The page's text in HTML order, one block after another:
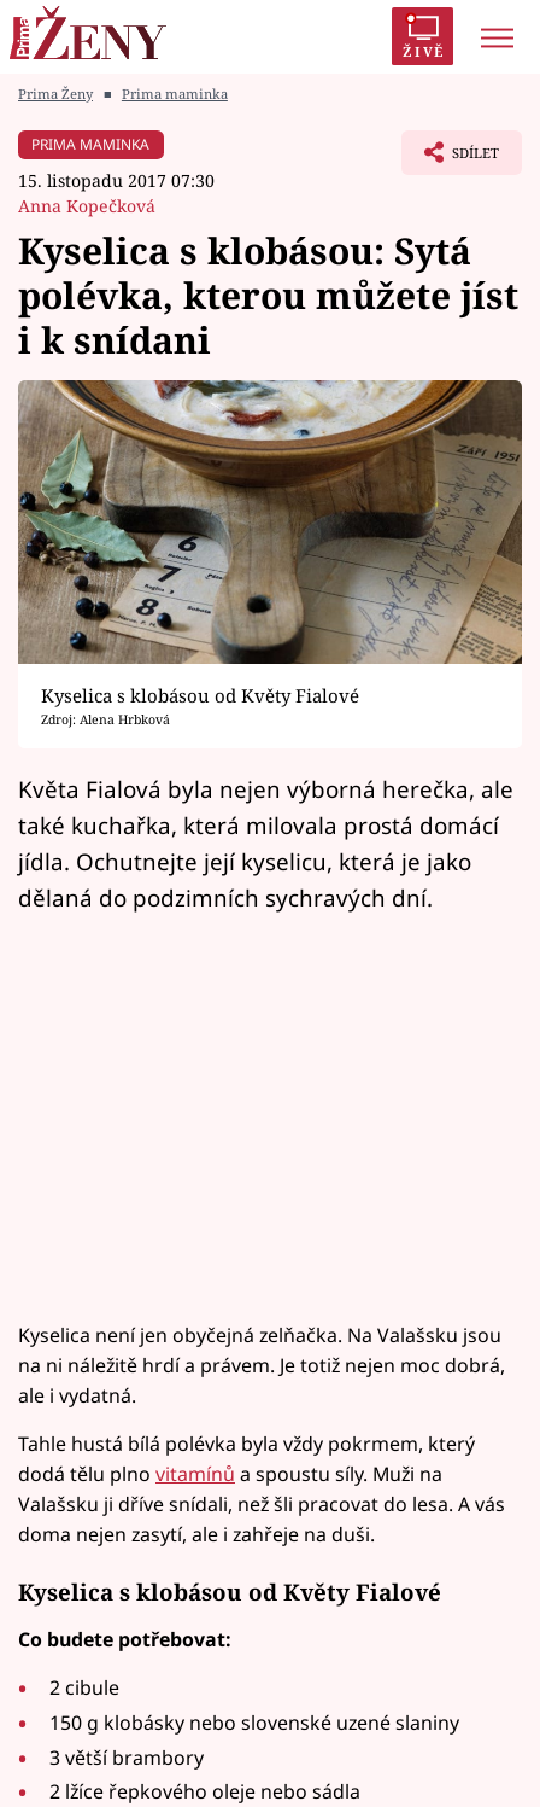
ŽIVĚ
Módní alarm
Zrádci
Témata
Celebrity
Vztahy
Seriály
Horoskopy
Sledujte prima+
Filmový festival Karlovy Vary
Pořady
Mámy sobě
Přihlášení
Prima Ženy ■ Prima maminka
PRIMA MAMINKA
15. listopadu 2017 07:30
Anna Kopečková
SDÍLET
Kyselica s klobásou: Sytá
polévka, kterou můžete jíst
i k snídani
Kyselica s klobásou od Květy Fialové
Zdroj: Alena Hrbková
Květa Fialová byla nejen výborná herečka, ale
také kuchařka, která milovala prostá domácí
jídla. Ochutnejte její kyselicu, která je jako
dělaná do podzimních sychravých dní.
Kyselica není jen obyčejná zelňačka. Na Valašsku jsou
na ni náležitě hrdí a právem. Je totiž nejen moc dobrá,
ale i vydatná.
Tahle hustá bílá polévka byla vždy pokrmem, který
dodá tělu plno vitamínů a spoustu síly. Muži na
Valašsku ji dříve snídali, než šli pracovat do lesa. A vás
doma nejen zasytí, ale i zahřeje na duši.
Kyselica s klobásou od Květy Fialové
Co budete potřebovat:
2 cibule
150 g klobásky nebo slovenské uzené slaniny
3 větší brambory
2 lžíce řepkového oleje nebo sádla